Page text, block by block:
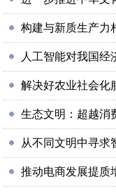
构建与新质生产力
人工智能对我国经
解决好农业社会化
生态文明：超越消
从不同文明中寻求
推动电商发展提质